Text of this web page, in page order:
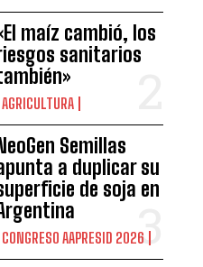
maíz cambió, los
sanitarios
AGRICULTURA
Semillas
a duplicar su
de soja en
CONGRESO AAPRESID 2026